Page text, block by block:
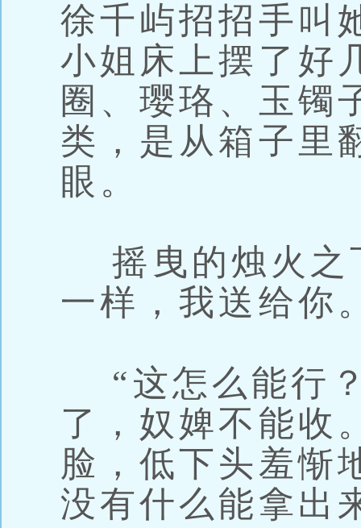
徐千屿招招手叫
小姐床上摆了好
圈、璎珞、玉镯
类，是从箱子里
眼。
摇曳的烛火之
一样，我送给你
“这怎么能行
了，奴婢不能
脸，低下头羞惭
没有什么能拿出